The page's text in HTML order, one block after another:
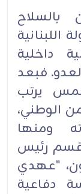
بالسلاح
داخلية
فبعد
يرتب
الوطني،
ومنها
قسم رئيس
"عهدي
دفاعية